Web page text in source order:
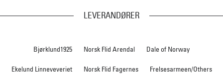
LEVERANDØRER
Bjørklund1925 Norsk Flid Arendal Dale of Norway
Ekelund Linneveveriet Norsk Flid Fagernes Frelsesarmeen/Others